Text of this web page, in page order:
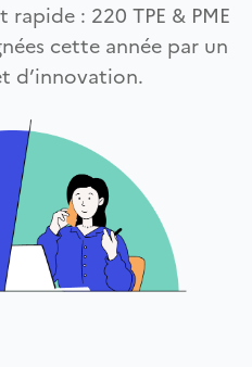
: 220 TPE & PME
cette année par un
d’innovation.